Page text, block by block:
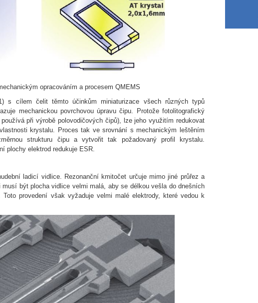
opracováním a procesem QMEMS
s cílem čelit těmto účinkům miniaturizace všech různých typů
mechanickou povrchovou úpravu čipu. Protože fotolitografický
při výrobě polovodičových čipů), lze jeho využitím redukovat
krystalu. Proces tak ve srovnání s mechanickým leštěním
strukturu čipu a vytvořit tak požadovaný profil krystalu.
plochy elektrod redukuje ESR.
ladicí vidlice. Rezonanční kmitočet určuje mimo jiné průřez a
být plocha vidlice velmi malá, aby se délkou vešla do dnešních
provedení však vyžaduje velmi malé elektrody, které vedou k